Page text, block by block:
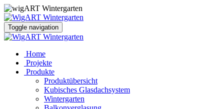
Toggle navigation
Home
Projekte
Produkte
Produktübersicht
Kubisches Glasdachsystem
Wintergarten